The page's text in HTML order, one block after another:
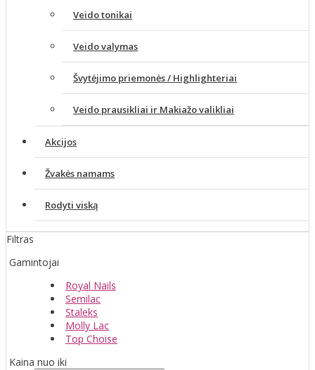
Veido tonikai
Veido valymas
Švytėjimo priemonės / Highlighteriai
Veido prausikliai ir Makiažo valikliai
Akcijos
Žvakės namams
Rodyti viską
Filtras
Gamintojai
Royal Nails
Semilac
Staleks
Molly Lac
Top Choise
Kaina nuo iki